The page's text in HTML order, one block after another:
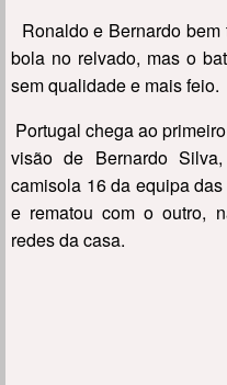
Ronaldo e Bernardo
bola no relvado, mas o
sem qualidade e mais feio.
Portugal chega ao
visão de Bernardo
camisola 16 da equipa
e rematou com o outro,
redes da casa.